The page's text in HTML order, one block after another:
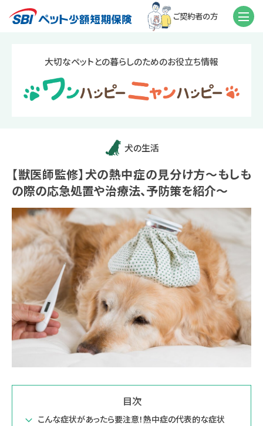
ご契約者の方
大切なペットとの暮らしのためのお役立ち情報
犬の生活
【獣医師監修】犬の熱中症の見分け方～もしも
の際の応急処置や治療法、予防策を紹介～
目次
こんな症状があったら要注意！熱中症の代表的な症状